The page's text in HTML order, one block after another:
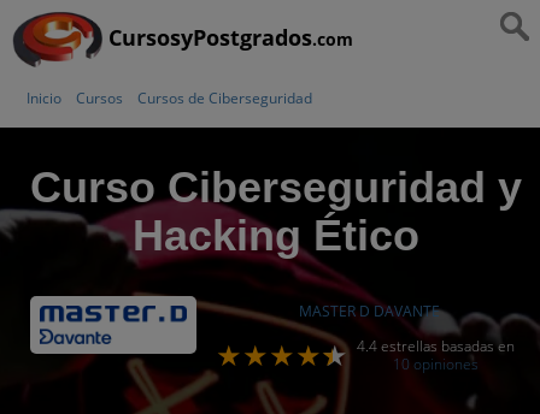
CursosyPostgrados.com
Inicio Cursos Cursos de Ciberseguridad
Curso Ciberseguridad y
Hacking Ético
MASTER D DAVANTE
4.4 estrellas basadas en
10 opiniones